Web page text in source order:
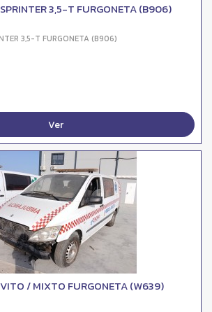
3,5-T FURGONETA (B906)
3,5-T FURGONETA (B906)
Ver
/ MIXTO FURGONETA (W639)